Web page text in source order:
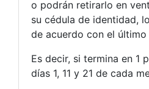
o podrán retirarlo en
su cédula de identidad,
de acuerdo con el
Es decir, si termina en 1
días 1, 11 y 21 de cada